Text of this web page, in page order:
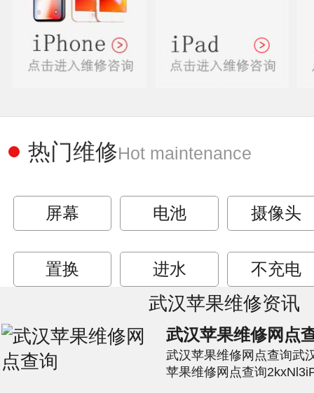
热门维修Hot maintenance
屏幕 电池 摄像头
置换 进水 不充电
武汉苹果维修资讯
武汉苹果维修网点
武汉苹果维修网点查询武
苹果维修网点查询